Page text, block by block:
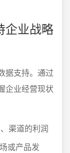
企业战略
据支持。通过
企业经营现状
渠道的利润
或产品发